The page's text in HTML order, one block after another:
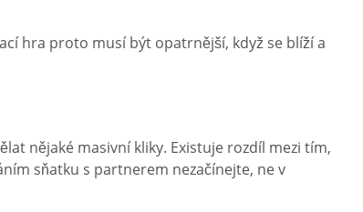
hra proto musí být opatrnější, když se blíží a
nějaké masivní kliky. Existuje rozdíl mezi tím,
sňatku s partnerem nezačínejte, ne v